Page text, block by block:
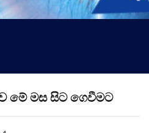
මේ මස සිට ගෙවීමට